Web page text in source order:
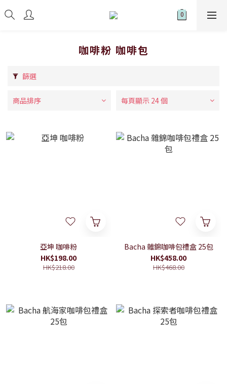
咖啡粉 咖啡包
篩選
商品排序 每頁顯示 24 個
亞坤 咖啡粉
HK$198.00
HK$218.00
Bacha 雜錦咖啡包禮盒 25包
HK$458.00
HK$468.00